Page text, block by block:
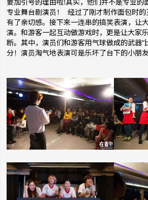
要加引号的理由啦!其实，他们并不是专业的
专业舞台剧演员！ 经过了刚才制作面包时
有了亲切感。接下来一连串的搞笑表演，让
演。和游客一起互动做游戏时，更是让大家
断。其中，演员们和游客用气球做成的武器“
分！演员淘气地表演可是乐坏了台下的小朋友